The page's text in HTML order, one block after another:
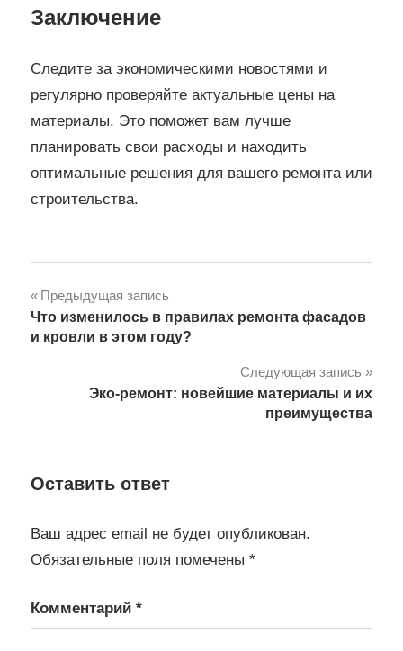
Заключение
Следите за экономическими новостями и
регулярно проверяйте актуальные цены на
материалы. Это поможет вам лучше
планировать свои расходы и находить
оптимальные решения для вашего ремонта или
строительства.
Навигация
по
Предыдущая запись
Что изменилось в правилах ремонта фасадов
и кровли в этом году?
Следующая запись
Эко-ремонт: новейшие материалы и их
преимущества
Оставить ответ
Ваш адрес email не будет опубликован.
Обязательные поля помечены *
Комментарий *